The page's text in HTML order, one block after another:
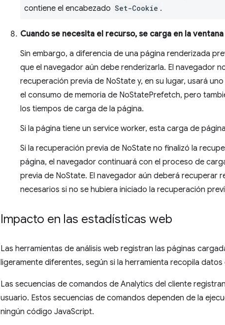
contiene el encabezado Set-Cookie .
Cuando se necesita el recurso, se carga en la
Sin embargo, a diferencia de una página renderizada
que el navegador aún debe renderizarla. El navegador
recuperación previa de NoState y, en su lugar, usará
el consumo de memoria de NoStatePrefetch, pero
los tiempos de carga de la página.
Si la página tiene un service worker, esta carga de
Si la recuperación previa de NoState no finalizó la
página, el navegador continuará con el proceso de
previa de NoState. El navegador aún deberá recuperar
necesarios si no se hubiera iniciado la recuperación
Impacto en las estadísticas web
Las herramientas de análisis web registran las páginas
ligeramente diferentes, según si la herramienta recopila
Las secuencias de comandos de Analytics del cliente
usuario. Estos secuencias de comandos dependen de la
ningún código JavaScript.